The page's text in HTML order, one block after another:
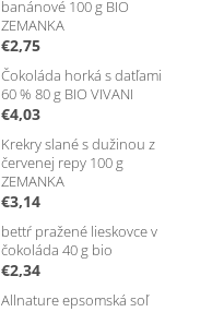
banánové 100 g BIO
ZEMANKA
€2,75
Čokoláda horká s datľami
60 % 80 g BIO VIVANI
€4,03
Krekry slané s dužinou z
červenej repy 100 g
ZEMANKA
€3,14
bettŕ pražené lieskovce v
čokoláda 40 g bio
€2,34
Allnature epsomská soľ